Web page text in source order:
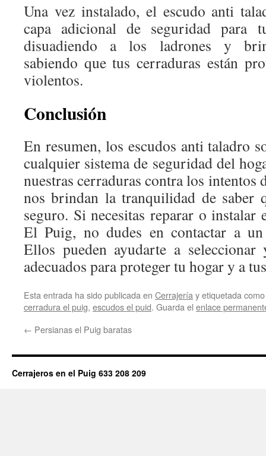
Una vez instalado, el escudo anti
capa adicional de seguridad
disuadiendo a los ladrones y
sabiendo que tus cerraduras están
violentos.
Conclusión
En resumen, los escudos anti taladro
cualquier sistema de seguridad del
nuestras cerraduras contra los
nos brindan la tranquilidad de saber
seguro. Si necesitas reparar o instalar
El Puig, no dudes en contactar a
Ellos pueden ayudarte a
adecuados para proteger tu hogar y a
Esta entrada ha sido publicada en Cerrajería y etiquetada
cerradura el puig, escudos el puid. Guarda el enlace
← Persianas el Puig baratas
Cerrajeros en el Puig 633 208 209